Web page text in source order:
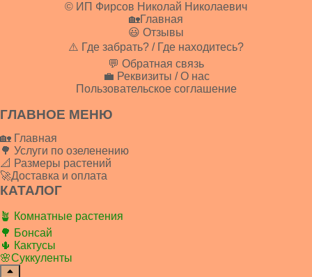
© ИП Фирсов Николай Николаевич
🏡Главная
😃 Отзывы
⚠️ Где забрать? / Где находитесь?
💬 Обратная связь
💼 Реквизиты / О нас
Пользовательское соглашение
ГЛАВНОЕ МЕНЮ
🏡 Главная
🌳 Услуги по озеленению
📐 Размеры растений
🚀Доставка и оплата
КАТАЛОГ
🪴 Комнатные растения
🌳 Бонсай
🌵 Кактусы
🌸Суккуленты